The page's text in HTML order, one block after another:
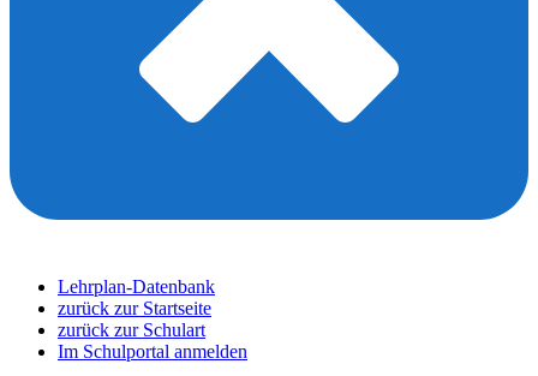
Lehrplan-Datenbank
zurück zur Startseite
zurück zur Schulart
Im Schulportal anmelden